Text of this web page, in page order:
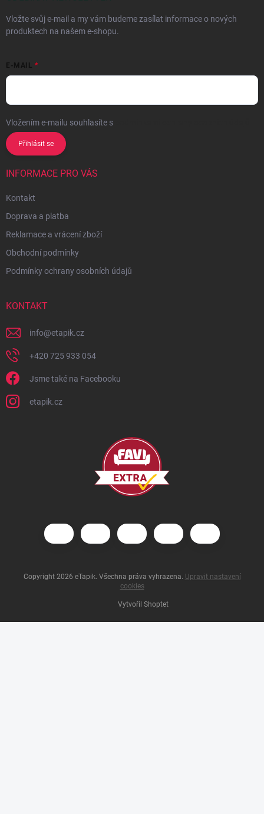
Vložte svůj e-mail a my vám budeme zasílat informace o nových
produktech na našem e-shopu.
E-MAIL
Vložením e-mailu souhlasíte s
Přihlásit se
INFORMACE PRO VÁS
Kontakt
Doprava a platba
Reklamace a vrácení zboží
Obchodní podmínky
Podmínky ochrany osobních údajů
KONTAKT
info@etapik.cz
+420 725 933 054
Jsme také na Facebooku
etapik.cz
Vytvořil Shoptet
Copyright 2026 eTapik. Všechna práva vyhrazena. Upravit nastavení
cookies